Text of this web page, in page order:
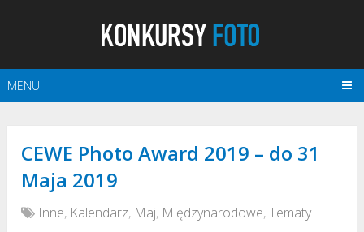
MENU
CEWE Photo Award 2019 – do 31
Maja 2019
Inne, Kalendarz, Maj, Międzynarodowe,Tematy